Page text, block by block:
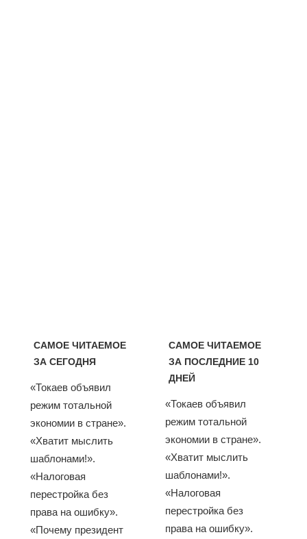
САМОЕ ЧИТАЕМОЕ
ЗА СЕГОДНЯ
«Токаев объявил
режим тотальной
экономии в стране».
«Хватит мыслить
шаблонами!».
«Налоговая
перестройка без
права на ошибку».
«Почему президент
САМОЕ ЧИТАЕМОЕ
ЗА ПОСЛЕДНИЕ 10
ДНЕЙ
«Токаев объявил
режим тотальной
экономии в стране».
«Хватит мыслить
шаблонами!».
«Налоговая
перестройка без
права на ошибку».